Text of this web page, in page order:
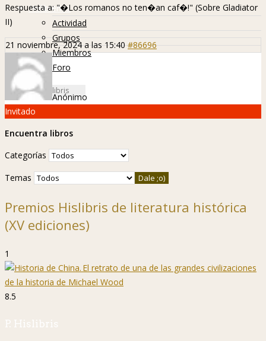
Hislibreños
Actividad
Grupos
Miembros
Foro
Respuesta a: "�Los romanos no ten�an caf�!" (Sobre Gladiator
II)
21 noviembre, 2024 a las 15:40 #86696
Anónimo
Invitado
Encuentra libros
Categorías
Temas
Premios Hislibris de literatura histórica
(XV ediciones)
1
8.5
P. Hislibris